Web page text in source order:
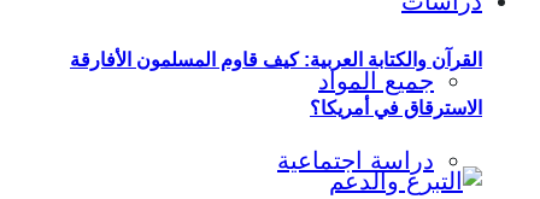
جميع المواد
دراسة اجتماعية
القرآن والكتابة العربية: كيف قاوم المسلمون الأفارقة
الاسترقاق في أمريكا؟